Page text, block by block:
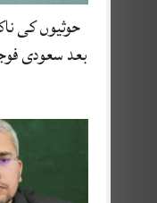
حوثیوں کی
بعد سعودی